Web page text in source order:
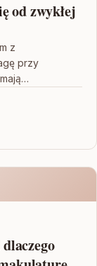
od zwykłej
z
przy